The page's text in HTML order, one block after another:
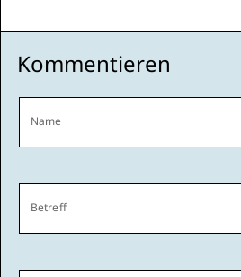
Kommentieren
Name
Betreff